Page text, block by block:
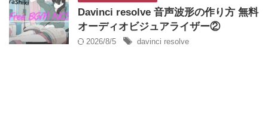
Davinci resolve 音声波形の作り方 無料
オーディオビジュアライザー②
2026/8/5 davinci resolve